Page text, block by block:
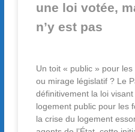
une loi votée,
n’y est pas
Un toit « public » pour
ou mirage législatif ? Le
définitivement la loi visant
logement public pour les
la crise du logement